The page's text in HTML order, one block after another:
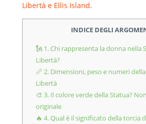
Libertà e Ellis Island.
INDICE DEGLI
🗽 1. Chi rappresenta la donna nella
Libertà?
📏 2. Dimensioni, peso e numeri
Libertà
🎨 3. Il colore verde della Statua?
originale
🔥 4. Qual è il significato della torcia